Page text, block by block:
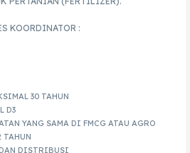
KOORDINATOR :
30 TAHUN
D3
YANG SAMA DI FMCG ATAU AGRO
TAHUN
DISTRIBUSI